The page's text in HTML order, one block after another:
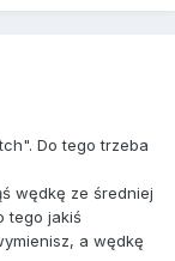
Do tego trzeba
wędkę ze średniej
tego jakiś
a wędkę